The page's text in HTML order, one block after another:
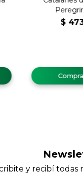
$
y recibí todas